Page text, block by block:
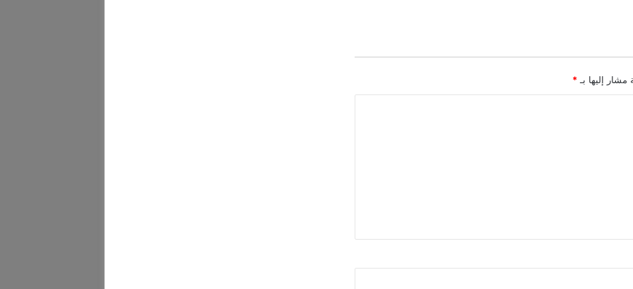
ت
ت
مشار إليها بـ *